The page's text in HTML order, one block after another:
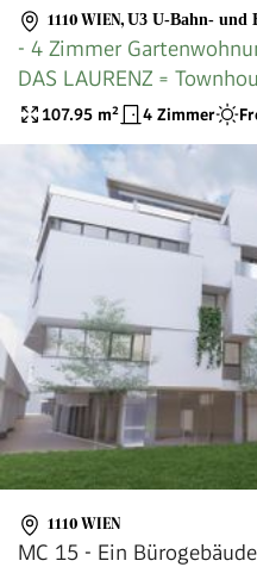
1110 WIEN, U3 U-Bahn- und Bahnhof
- 4 Zimmer
DAS LAURENZ =
ERSTBEZUG 3 bedroom
107.95 m² 4 Zimmer
1110 WIEN
MC 15 - Ein